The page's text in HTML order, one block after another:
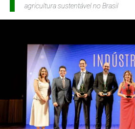
agricultura sustentável no Brasil